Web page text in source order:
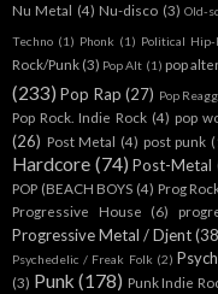
Nu Metal (4) Nu-disco (3) Old-
Techno (1) Phonk (1) Political Hip-
Rock/Punk (3) Pop Alt (1) pop
(233) Pop Rap (27) Pop
Pop Rock. Indie Rock (4) pop
(26) Post Metal (4) post punk
Hardcore (74) Post-Metal
POP (BEACH BOYS (4) Prog
Progressive House (6)
Progressive Metal / Djent
Psychedelic / Freak Folk (2)
(3) Punk (178) Punk Indie